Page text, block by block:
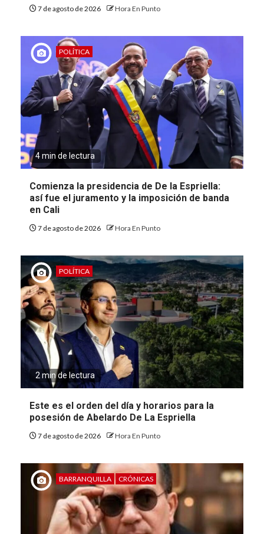
7 de agosto de 2026 Hora En Punto
POLÍTICA
4 min de lectura
Comienza la presidencia de De la Espriella:
así fue el juramento y la imposición de banda
en Cali
7 de agosto de 2026 Hora En Punto
POLÍTICA
2 min de lectura
Este es el orden del día y horarios para la
posesión de Abelardo De La Espriella
7 de agosto de 2026 Hora En Punto
BARRANQUILLA CRÓNICAS